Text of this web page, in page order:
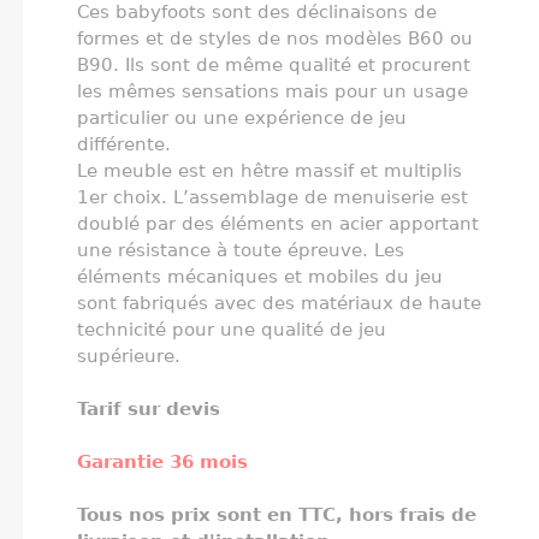
Ces babyfoots sont des déclinaisons de
formes et de styles de nos modèles B60 ou
B90. Ils sont de même qualité et procurent
les mêmes sensations mais pour un usage
particulier ou une expérience de jeu
différente.
Le meuble est en hêtre massif et multiplis
1er choix. L’assemblage de menuiserie est
doublé par des éléments en acier apportant
une résistance à toute épreuve. Les
éléments mécaniques et mobiles du jeu
sont fabriqués avec des matériaux de haute
technicité pour une qualité de jeu
supérieure.
Tarif sur devis
Garantie 36 mois
Tous nos prix sont en TTC, hors frais de